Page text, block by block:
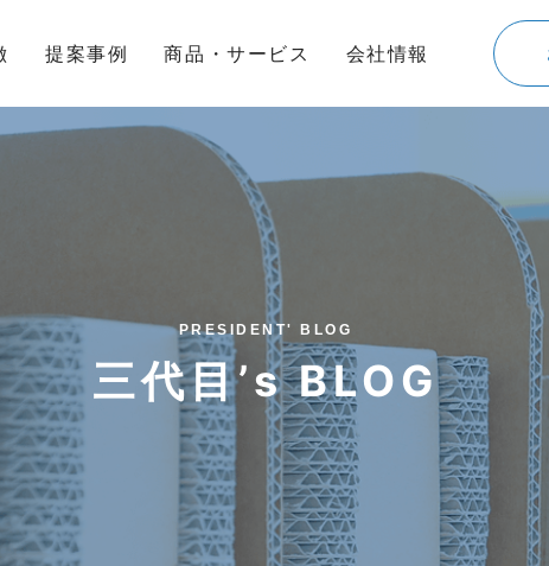
提案事例 商品・サービス 会社情報
PRESIDENT' BLOG
三代目’s BLOG